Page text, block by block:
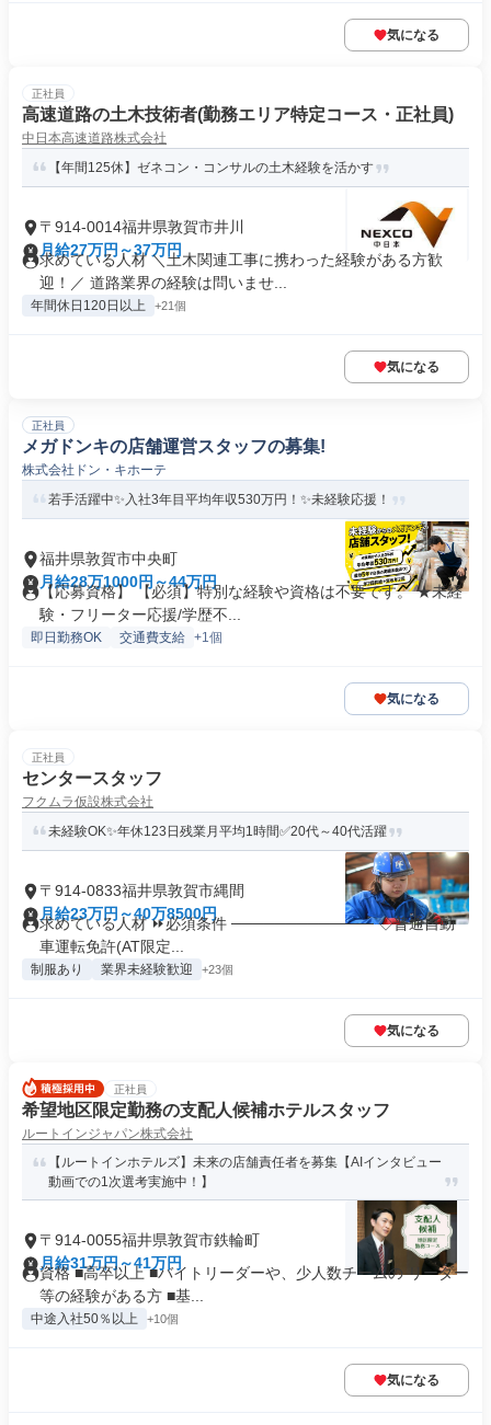
気になる
正社員
高速道路の土木技術者(勤務エリア特定コース・正社員)
中日本高速道路株式会社
【年間125休】ゼネコン・コンサルの土木経験を活かす
〒914-0014福井県敦賀市井川
月給27万円～37万円
求めている人材 ＼土木関連工事に携わった経験がある方歓
迎！／ 道路業界の経験は問いませ...
年間休日120日以上 +21個
気になる
正社員
メガドンキの店舗運営スタッフの募集!
株式会社ドン・キホーテ
若手活躍中✨入社3年目平均年収530万円！✨未経験応援！
福井県敦賀市中央町
月給28万1000円～44万円
【応募資格】 【必須】特別な経験や資格は不要です。 ★未経
験・フリーター応援/学歴不...
即日勤務OK 交通費支給 +1個
気になる
正社員
センタースタッフ
フクムラ仮設株式会社
未経験OK✨年休123日残業月平均1時間✅20代～40代活躍
〒914-0833福井県敦賀市縄間
月給23万円～40万8500円
求めている人材 ⏩必須条件 ───────────── ◇普通自動
車運転免許(AT限定...
制服あり 業界未経験歓迎 +23個
気になる
正社員
希望地区限定勤務の支配人候補ホテルスタッフ
ルートインジャパン株式会社
【ルートインホテルズ】未来の店舗責任者を募集【AIインタビュー
動画での1次選考実施中！】
〒914-0055福井県敦賀市鉄輪町
月給31万円～41万円
資格 ■高卒以上 ■バイトリーダーや、少人数チームの リーダー
等の経験がある方 ■基...
中途入社50％以上 +10個
気になる